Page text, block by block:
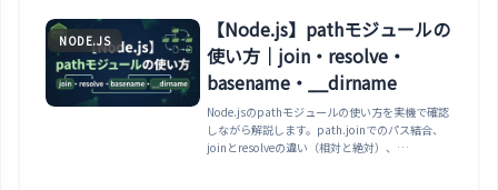
NODE.JS
【Node.js】pathモジュールの
使い方｜join・resolve・
basename・__dirname
Node.jsのpathモジュールの使い方を実機で確認
しながら解説します。path.joinでのパス結合、
joinとresolveの違い（相対と絶対）、